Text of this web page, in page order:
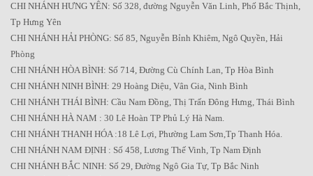
CHI NHÁNH HƯNG YÊN: Số 328, đường Nguyễn Văn Linh, Phố Bắc Thịnh,
Tp Hưng Yên
CHI NHÁNH HẢI PHÒNG: Số 85, Nguyễn Bỉnh Khiêm, Ngô Quyền, Hải
Phòng
CHI NHÁNH HÒA BÌNH: Số 714, Đường Cù Chính Lan, Tp Hòa Bình
CHI NHÁNH NINH BÌNH: 29 Hoàng Diệu, Vân Gia, Ninh Bình
CHI NHÁNH THÁI BÌNH: Cầu Nam Đồng, Thị Trấn Đông Hưng, Thái Bình
CHI NHÁNH HÀ NAM : 30 Lê Hoàn TP Phủ Lý Hà Nam.
CHI NHÁNH THANH HÓA :18 Lê Lợi, Phường Lam Sơn,Tp Thanh Hóa.
CHI NHÁNH NAM ĐỊNH : Số 458, Lương Thế Vinh, Tp Nam Định
CHI NHÁNH BẮC NINH: Số 29, Đường Ngô Gia Tự, Tp Bắc Ninh